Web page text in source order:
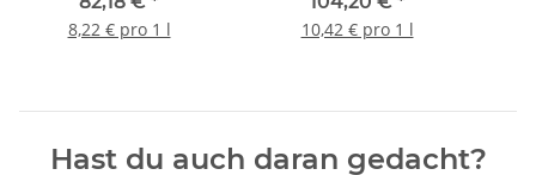
8,22 € pro 1 l
10,42 € pro 1 l
Hast du auch daran gedacht?